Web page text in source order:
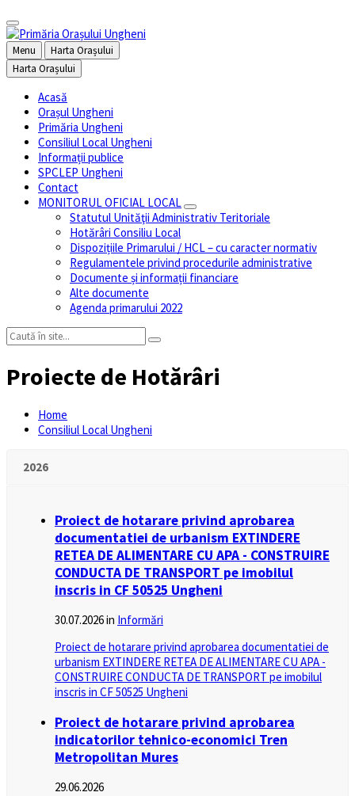
Menu
Harta Orașului
Harta Orașului
Acasă
Orașul Ungheni
Primăria Ungheni
Consiliul Local Ungheni
Informații publice
SPCLEP Ungheni
Contact
MONITORUL OFICIAL LOCAL
Statutul Unităţii Administrativ Teritoriale
Hotărâri Consiliu Local
Dispozițiile Primarului / HCL – cu caracter normativ
Regulamentele privind procedurile administrative
Documente și informații financiare
Alte documente
Agenda primarului 2022
Proiecte de Hotărâri
Home
Consiliul Local Ungheni
2026
Proiect de hotarare privind aprobarea
documentatiei de urbanism EXTINDERE
RETEA DE ALIMENTARE CU APA - CONSTRUIRE
CONDUCTA DE TRANSPORT pe imobilul
inscris in CF 50525 Ungheni
30.07.2026in Informări
Proiect de hotarare privind aprobarea documentatiei de
urbanism EXTINDERE RETEA DE ALIMENTARE CU APA -
CONSTRUIRE CONDUCTA DE TRANSPORT pe imobilul
inscris in CF 50525 Ungheni
Proiect de hotarare privind aprobarea
indicatorilor tehnico-economici Tren
Metropolitan Mures
29.06.2026